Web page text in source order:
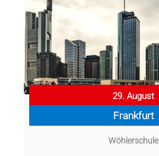
29. August
Frankfurt
Wöhlerschule